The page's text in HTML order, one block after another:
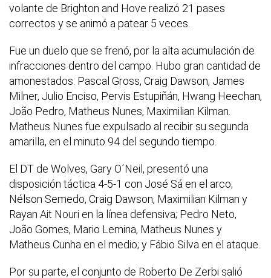
volante de Brighton and Hove realizó 21 pases
correctos y se animó a patear 5 veces.
Fue un duelo que se frenó, por la alta acumulación de
infracciones dentro del campo. Hubo gran cantidad de
amonestados: Pascal Gross, Craig Dawson, James
Milner, Julio Enciso, Pervis Estupiñán, Hwang Heechan,
João Pedro, Matheus Nunes, Maximilian Kilman.
Matheus Nunes fue expulsado al recibir su segunda
amarilla, en el minuto 94 del segundo tiempo.
El DT de Wolves, Gary O´Neil, presentó una
disposición táctica 4-5-1 con José Sá en el arco;
Nélson Semedo, Craig Dawson, Maximilian Kilman y
Rayan Ait Nouri en la línea defensiva; Pedro Neto,
João Gomes, Mario Lemina, Matheus Nunes y
Matheus Cunha en el medio; y Fábio Silva en el ataque.
Por su parte, el conjunto de Roberto De Zerbi salió